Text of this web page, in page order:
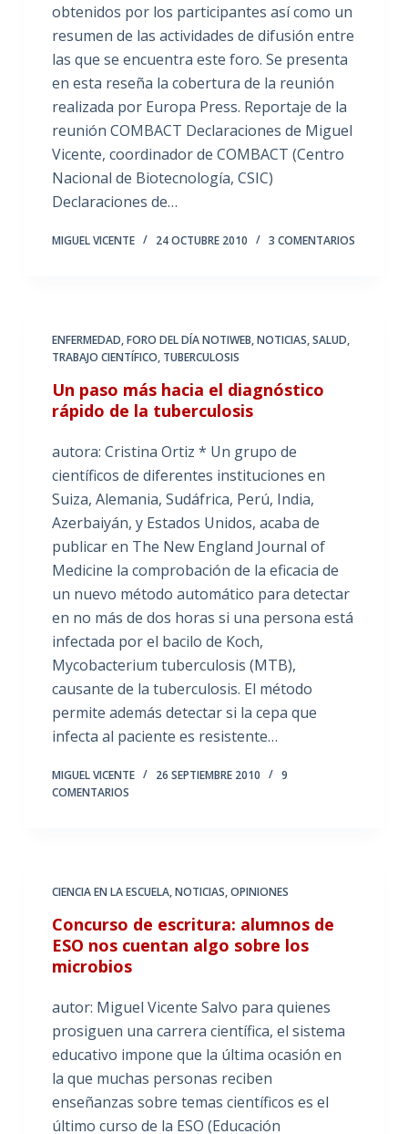
obtenidos por los participantes así como un
resumen de las actividades de difusión entre
las que se encuentra este foro. Se presenta
en esta reseña la cobertura de la reunión
realizada por Europa Press. Reportaje de la
reunión COMBACT Declaraciones de Miguel
Vicente, coordinador de COMBACT (Centro
Nacional de Biotecnología, CSIC)
Declaraciones de…
MIGUEL VICENTE 24 OCTUBRE 2010 3 COMENTARIOS
ENFERMEDAD,FORO DEL DÍA NOTIWEB,NOTICIAS,SALUD,
TRABAJO CIENTÍFICO, TUBERCULOSIS
Un paso más hacia el diagnóstico
rápido de la tuberculosis
autora: Cristina Ortiz * Un grupo de
científicos de diferentes instituciones en
Suiza, Alemania, Sudáfrica, Perú, India,
Azerbaiyán, y Estados Unidos, acaba de
publicar en The New England Journal of
Medicine la comprobación de la eficacia de
un nuevo método automático para detectar
en no más de dos horas si una persona está
infectada por el bacilo de Koch,
Mycobacterium tuberculosis (MTB),
causante de la tuberculosis. El método
permite además detectar si la cepa que
infecta al paciente es resistente…
MIGUEL VICENTE 26 SEPTIEMBRE 2010
9
COMENTARIOS
CIENCIA EN LA ESCUELA,NOTICIAS,OPINIONES
Concurso de escritura: alumnos de
ESO nos cuentan algo sobre los
microbios
autor: Miguel Vicente Salvo para quienes
prosiguen una carrera científica, el sistema
educativo impone que la última ocasión en
la que muchas personas reciben
enseñanzas sobre temas científicos es el
último curso de la ESO (Educación